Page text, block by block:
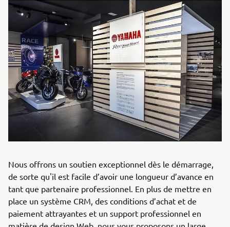
Nous offrons un soutien exceptionnel dès le démarrage,
de sorte qu'il est facile d’avoir une longueur d’avance en
tant que partenaire professionnel. En plus de mettre en
place un système CRM, des conditions d’achat et de
paiement attrayantes et un support professionnel en